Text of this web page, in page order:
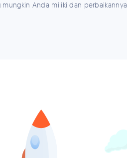
Anda miliki dan perbaikannya